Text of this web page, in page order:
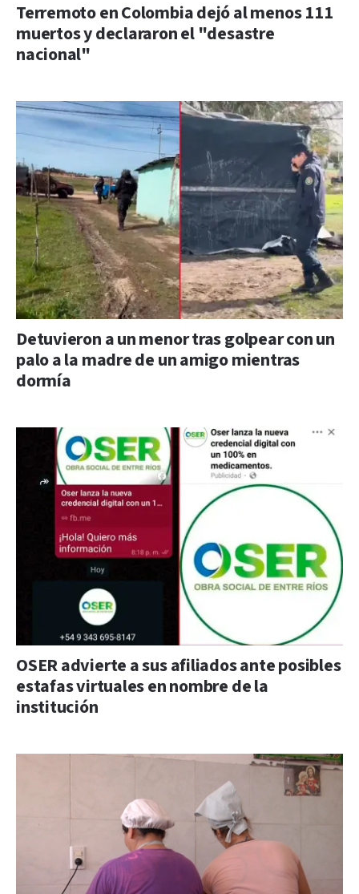
Terremoto en Colombia dejó al menos 111
muertos y declararon el "desastre
nacional"
Detuvieron a un menor tras golpear con un
palo a la madre de un amigo mientras
dormía
OSER advierte a sus afiliados ante posibles
estafas virtuales en nombre de la
institución